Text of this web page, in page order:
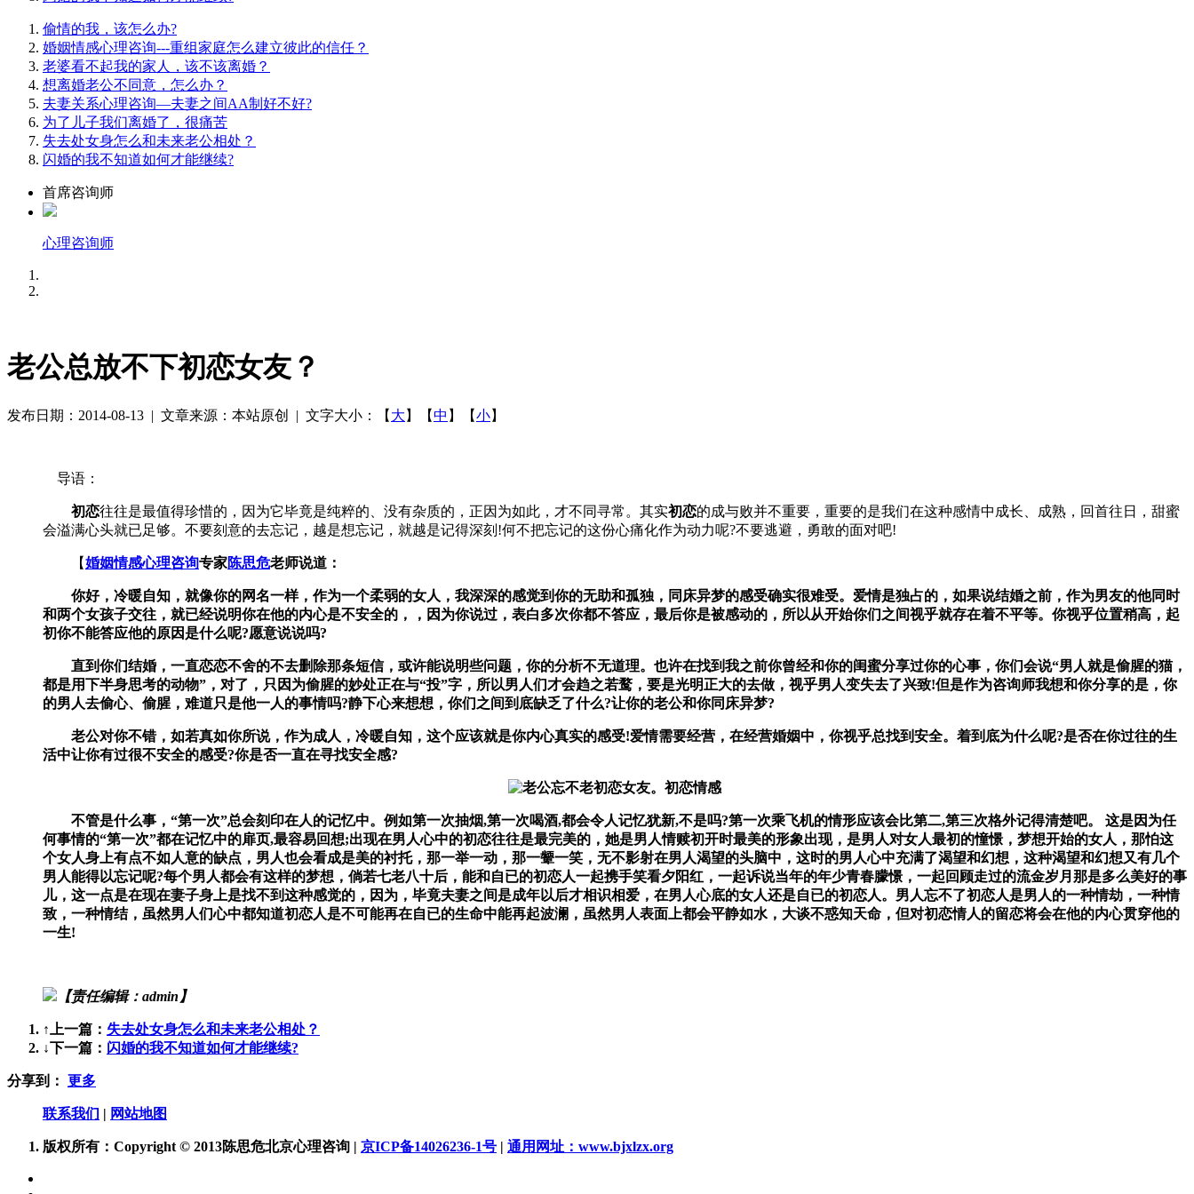
偷情的我，该怎么办?
婚姻情感心理咨询---重组家庭怎么建立彼此的信任？
老婆看不起我的家人，该不该离婚？
想离婚老公不同意，怎么办？
夫妻关系心理咨询—夫妻之间AA制好不好?
为了儿子我们离婚了，很痛苦
失去处女身怎么和未来老公相处？
闪婚的我不知道如何才能继续?
首席咨询师
心理咨询师
老公总放不下初恋女友？
发布日期：2014-08-13 | 文章来源：本站原创 | 文字大小：【 大 】【中 】【小】
导语：
初恋往往是最值得珍惜的，因为它毕竟是纯粹的、没有杂质的，正因为如此，才不同寻常。其实初恋的成与败并不重要，重要的是我们在这种感情中成长、成熟，回首往日，甜蜜
会溢满心头就已足够。不要刻意的去忘记，越是想忘记，就越是记得深刻!何不把忘记的这份心痛化作为动力呢?不要逃避，勇敢的面对吧!
【婚姻情感心理咨询专家陈思危老师说道：
你好，冷暖自知，就像你的网名一样，作为一个柔弱的女人，我深深的感觉到你的无助和孤独，同床异梦的感受确实很难受。爱情是独占的，如果说结婚之前，作为男友的他同时
和两个女孩子交往，就已经说明你在他的内心是不安全的，，因为你说过，表白多次你都不答应，最后你是被感动的，所以从开始你们之间视乎就存在着不平等。你视乎位置稍高，起
初你不能答应他的原因是什么呢?愿意说说吗?
直到你们结婚，一直恋恋不舍的不去删除那条短信，或许能说明些问题，你的分析不无道理。也许在找到我之前你曾经和你的闺蜜分享过你的心事，你们会说“男人就是偷腥的猫，
都是用下半身思考的动物”，对了，只因为偷腥的妙处正在与“投”字，所以男人们才会趋之若鹜，要是光明正大的去做，视乎男人变失去了兴致!但是作为咨询师我想和你分享的是，你
的男人去偷心、偷腥，难道只是他一人的事情吗?静下心来想想，你们之间到底缺乏了什么?让你的老公和你同床异梦?
老公对你不错，如若真如你所说，作为成人，冷暖自知，这个应该就是你内心真实的感受!爱情需要经营，在经营婚姻中，你视乎总找到安全。着到底为什么呢?是否在你过往的生
活中让你有过很不安全的感受?你是否一直在寻找安全感?
不管是什么事，“第一次”总会刻印在人的记忆中。例如第一次抽烟,第一次喝酒,都会令人记忆犹新,不是吗?第一次乘飞机的情形应该会比第二,第三次格外记得清楚吧。 这是因为任
何事情的“第一次”都在记忆中的扉页,最容易回想;出现在男人心中的初恋往往是最完美的，她是男人情赎初开时最美的形象出现，是男人对女人最初的憧憬，梦想开始的女人，那怕这
个女人身上有点不如人意的缺点，男人也会看成是美的衬托，那一举一动，那一颦一笑，无不影射在男人渴望的头脑中，这时的男人心中充满了渴望和幻想，这种渴望和幻想又有几个
男人能得以忘记呢?每个男人都会有这样的梦想，倘若七老八十后，能和自已的初恋人一起携手笑看夕阳红，一起诉说当年的年少青春朦憬，一起回顾走过的流金岁月那是多么美好的事
儿，这一点是在现在妻子身上是找不到这种感觉的，因为，毕竟夫妻之间是成年以后才相识相爱，在男人心底的女人还是自已的初恋人。男人忘不了初恋人是男人的一种情劫，一种情
致，一种情结，虽然男人们心中都知道初恋人是不可能再在自已的生命中能再起波澜，虽然男人表面上都会平静如水，大谈不惑知天命，但对初恋情人的留恋将会在他的内心贯穿他的
一生!
【责任编辑：admin】
↑上一篇： 失去处女身怎么和未来老公相处？
↓下一篇： 闪婚的我不知道如何才能继续?
分享到： 更多
联系我们 | 网站地图
版权所有：Copyright © 2013陈思危北京心理咨询 | 京ICP备14026236-1号 | 通用网址：www.bjxlzx.org